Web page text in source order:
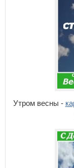
Утром весны -